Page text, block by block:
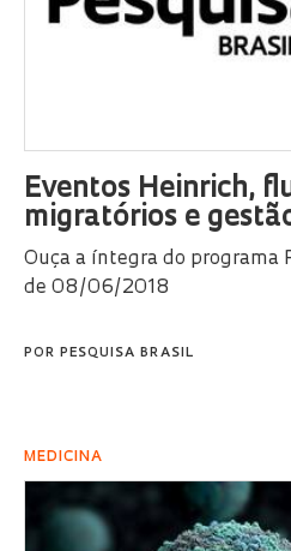
Eventos Heinrich,
migratórios e
Ouça a íntegra do programa
de 08/06/2018
POR PESQUISA BRASIL
MEDICINA